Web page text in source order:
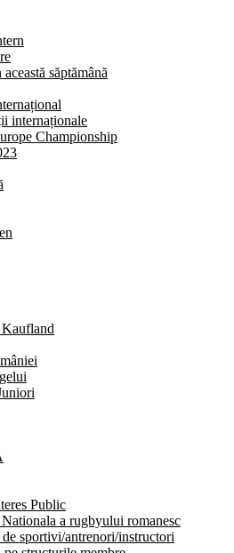
săptămână
internaționale
Championship
Public
Nationala a rugbyului romanesc
sportivi/antrenori/instructori